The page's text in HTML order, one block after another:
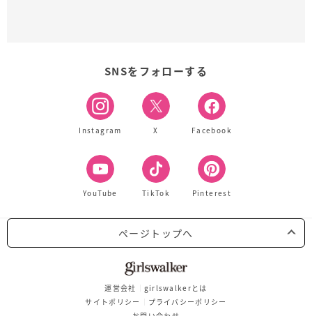
SNSをフォローする
Instagram X Facebook
YouTube TikTok Pinterest
ページトップへ
運営会社
girlswalkerとは
サイトポリシー
プライバシーポリシー